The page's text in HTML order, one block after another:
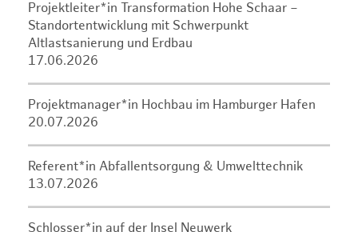
Projektleiter*in Transformation Hohe Schaar –
Standortentwicklung mit Schwerpunkt
Altlastsanierung und Erdbau
17.06.2026
Projektmanager*in Hochbau im Hamburger Hafen
20.07.2026
Referent*in Abfallentsorgung & Umwelttechnik
13.07.2026
Schlosser*in auf der Insel Neuwerk